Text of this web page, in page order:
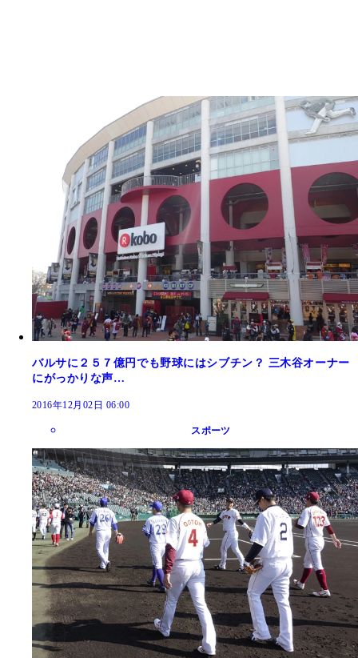
バルサに２５７億円でも野球にはシブチン？ 三木谷オーナー
にがっかりな声…
2016年12月02日 06:00
スポーツ